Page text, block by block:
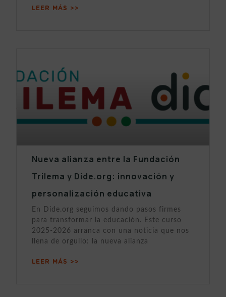
LEER MÁS >>
Nueva alianza entre la Fundación
Trilema y Dide.org: innovación y
personalización educativa
En Dide.org seguimos dando pasos firmes
para transformar la educación. Este curso
2025-2026 arranca con una noticia que nos
llena de orgullo: la nueva alianza
LEER MÁS >>